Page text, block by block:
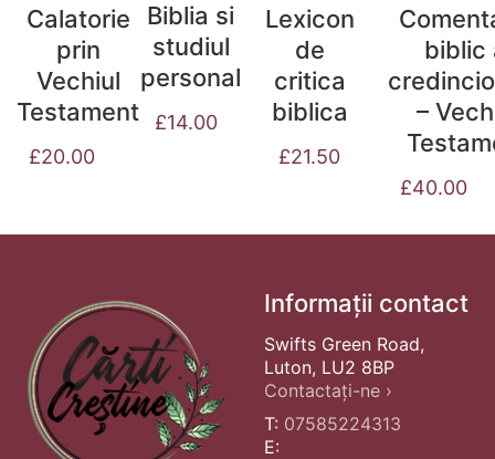
Calatorie
prin
Vechiul
Testament
£20.00
Biblia si
studiul
personal
£14.00
Lexicon
de
critica
biblica
£21.50
biblic
–
£40.00
Informații contact
Swifts Green Road,
Luton, LU2 8BP
Contactați-ne ›
T: 07585224313
E: